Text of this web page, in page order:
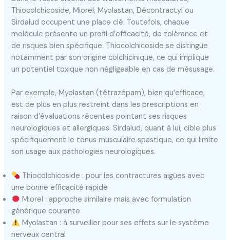
Thiocolchicoside, Miorel, Myolastan, Décontractyl ou
Sirdalud occupent une place clé. Toutefois, chaque
molécule présente un profil d’efficacité, de tolérance et
de risques bien spécifique. Thiocolchicoside se distingue
notamment par son origine colchicinique, ce qui implique
un potentiel toxique non négligeable en cas de mésusage.
Par exemple, Myolastan (tétrazépam), bien qu’efficace,
est de plus en plus restreint dans les prescriptions en
raison d’évaluations récentes pointant ses risques
neurologiques et allergiques. Sirdalud, quant à lui, cible plus
spécifiquement le tonus musculaire spastique, ce qui limite
son usage aux pathologies neurologiques.
Thiocolchicoside : pour les contractures aigües avec
une bonne efficacité rapide
Miorel : approche similaire mais avec formulation
générique courante
Myolastan : à surveiller pour ses effets sur le système
nerveux central